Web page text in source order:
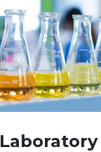
Laboratory